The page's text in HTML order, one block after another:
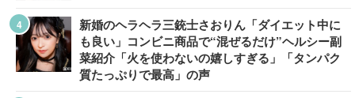
新婚のヘラヘラ三銃士さおりん「ダイエット中に
も良い」コンビニ商品で“混ぜるだけ”ヘルシー副
菜紹介「火を使わないの嬉しすぎる」「タンパク
質たっぷりで最高」の声